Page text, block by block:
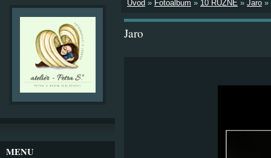
Úvod » Fotoalbum » 10 RŮZNÉ » Jaro »
Jaro
MENU